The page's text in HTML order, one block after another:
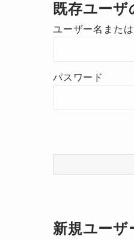
既存ユー
ユーザー名また
パスワード
新規ユーザ